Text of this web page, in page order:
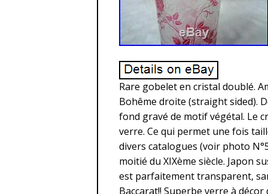
Rare gobelet en cristal doublé.
Bohême droite (straight sided).
fond gravé de motif végétal. Le
verre. Ce qui permet une fois
divers catalogues (voir photo
moitié du XIXème siècle. Japon
est parfaitement transparent,
Baccarat!! Superbe verre à